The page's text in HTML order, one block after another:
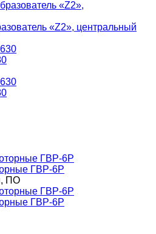
«Z2», центральный
ГВР-6Р
ПО
ГВР-6Р